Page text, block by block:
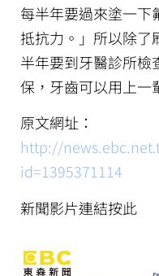
每半年要過來塗一下
抵抗力。」所以除了
半年要到牙醫診所檢
保，牙齒可以用上一
原文網址：
http://
id=1395371114
新聞影片連結按此